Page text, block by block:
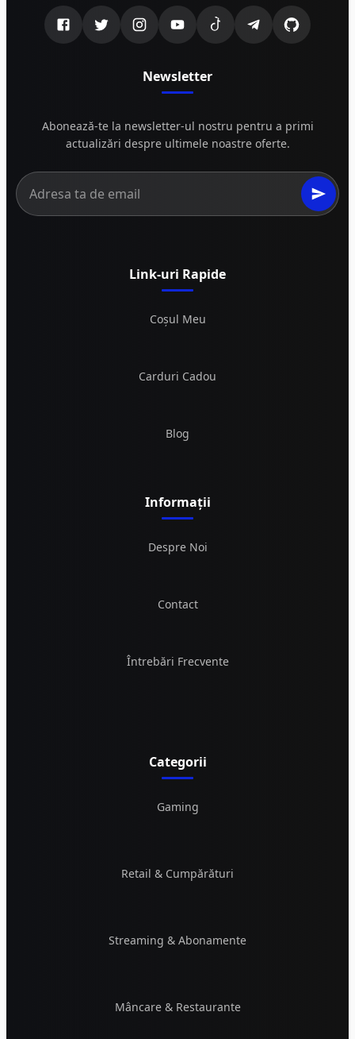
Newsletter
Abonează-te la newsletter-ul nostru pentru a primi
actualizări despre ultimele noastre oferte.
Link-uri Rapide
Coșul Meu
Carduri Cadou
Blog
Informații
Despre Noi
Contact
Întrebări Frecvente
Categorii
Gaming
Retail & Cumpărături
Streaming & Abonamente
Mâncare & Restaurante